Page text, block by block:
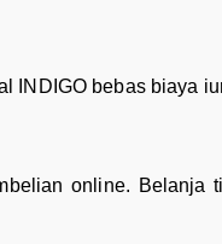
INDIGO bebas biaya
online. Belanja